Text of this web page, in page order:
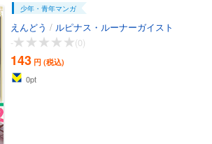
少年・青年マンガ
えんどう / ルピナス・ルーナーガイスト
-
(0)
143 円 (税込)
0pt
じを表示する
込)